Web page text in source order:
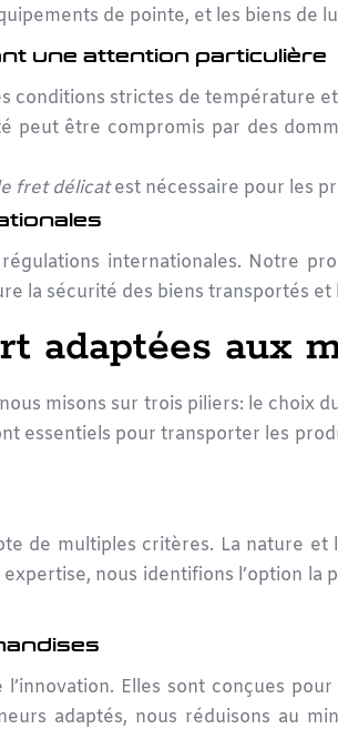
de pointe, et les biens de
une attention particulière
conditions strictes de température
peut être compromis par des
fret délicatest nécessaire pour les
internationales. Notre
la sécurité des biens transportés
adaptées aux
misons sur trois piliers: le choix
essentiels pour transporter les
de multiples critères. La nature et
nous identifions l’option la
l’innovation. Elles sont conçues
adaptés, nous réduisons au